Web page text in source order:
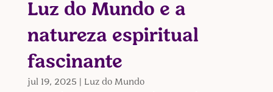
Luz do Mundo e a
natureza espiritual
fascinante
jul 19, 2025 Luz do Mundo